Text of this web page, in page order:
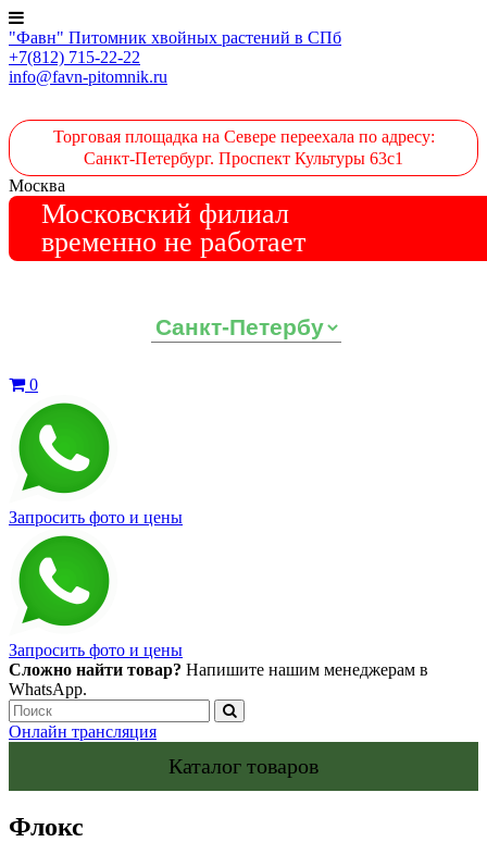
"Фавн" Питомник хвойных растений в СПб
+7(812) 715-22-22
info@favn-pitomnik.ru
Торговая площадка на Севере переехала по адресу:
Санкт-Петербург. Проспект Культуры 63с1
Москва
Московский филиал
временно не работает
0
Запросить фото и цены
Запросить фото и цены
Сложно найти товар? Напишите нашим менеджерам в
WhatsApp.
Онлайн трансляция
Каталог товаров
Флокс